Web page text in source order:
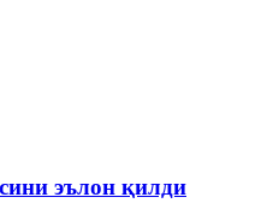
эълон қилди